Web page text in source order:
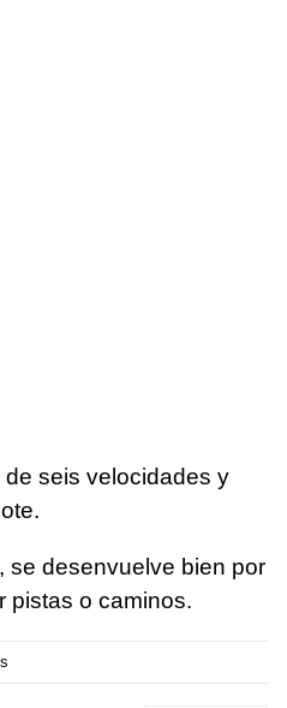
seis velocidades y
se desenvuelve bien por
pistas o caminos.